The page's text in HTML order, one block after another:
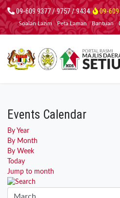
09-609 9377 / 9757 / 9434 09-609
Soalan Lazim Peta Laman Bantuan
Events Calendar
By Year
By Month
By Week
Today
Jump to month